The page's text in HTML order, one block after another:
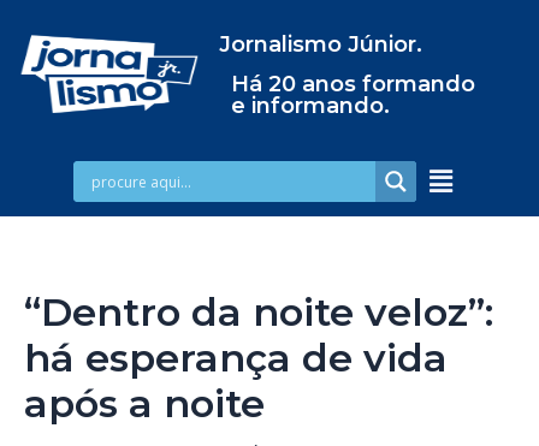
Jornalismo Júnior.
Há 20 anos formando
e informando.
“Dentro da noite veloz”:
há esperança de vida
após a noite